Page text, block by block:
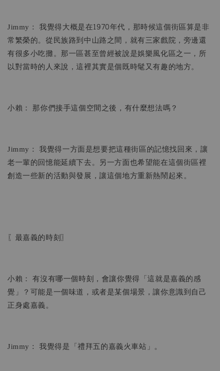
Jimmy： 我覺得大概是在1970年代，那時候這個街區算是非
常繁榮的。從民族路到中山路之間，就有三家戲院，旁邊還
有很多小吃攤。那一區甚至曾經被說是娛樂風化區之一，所
以對當時的人來說，這裡其實是個既時髦又有趣的地方。
小賴： 那你們接手這個空間之後，有什麼想法嗎？
Jimmy： 我覺得一方面是想要把這種街區的記憶找回來，讓
老一輩的回憶能延續下去。另一方面也希望能在這個街區裡
創造一些新的活動與發展，讓這個地方重新熱鬧起來。
〖最嘉義的時刻〗
小賴： 有沒有哪一個時刻，會讓你覺得「這就是嘉義的感
覺」？可能是一個味道，或者是某個場景，讓你意識到自己
正身處嘉義。
Jimmy： 我覺得是「禮拜五的嘉義火車站」。